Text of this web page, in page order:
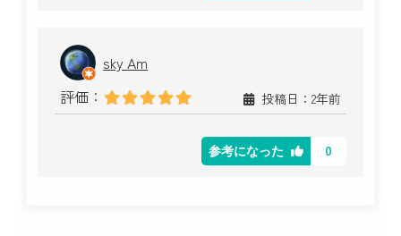
sky Am
評価：
投稿日：2年前
参考になった 0